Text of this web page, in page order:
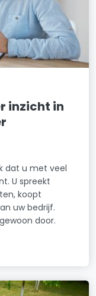
inzicht in
dat u met veel
U spreekt
koopt
uw bedrijf.
door.